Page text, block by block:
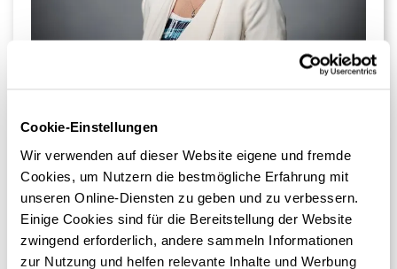
Cookie-Einstellungen
Wir verwenden auf dieser Website eigene und fremde
Cookies, um Nutzern die bestmögliche Erfahrung mit
unseren Online-Diensten zu geben und zu verbessern.
Einige Cookies sind für die Bereitstellung der Website
zwingend erforderlich, andere sammeln Informationen
zur Nutzung und helfen relevante Inhalte und Werbung
Heike Vierheilig überzeugt mit engagierter, einfühlsamer
und lösungsorientierter Beratung. Mit viel
Aufmerksamkeit für die individuellen Wünsche ihrer
Kundinnen und Kunden begleitet sie den Verkaufsprozess
persönlich und zuverlässig bis zum passenden Zuhause.